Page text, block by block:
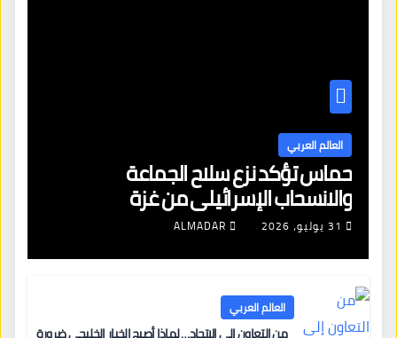
العالم العربي
حماس تؤكد نزع سلاح الجماعة
والانسحاب الإسرائيلي من غزة
31 يوليو، 2026 ALMADAR
العالم العربي